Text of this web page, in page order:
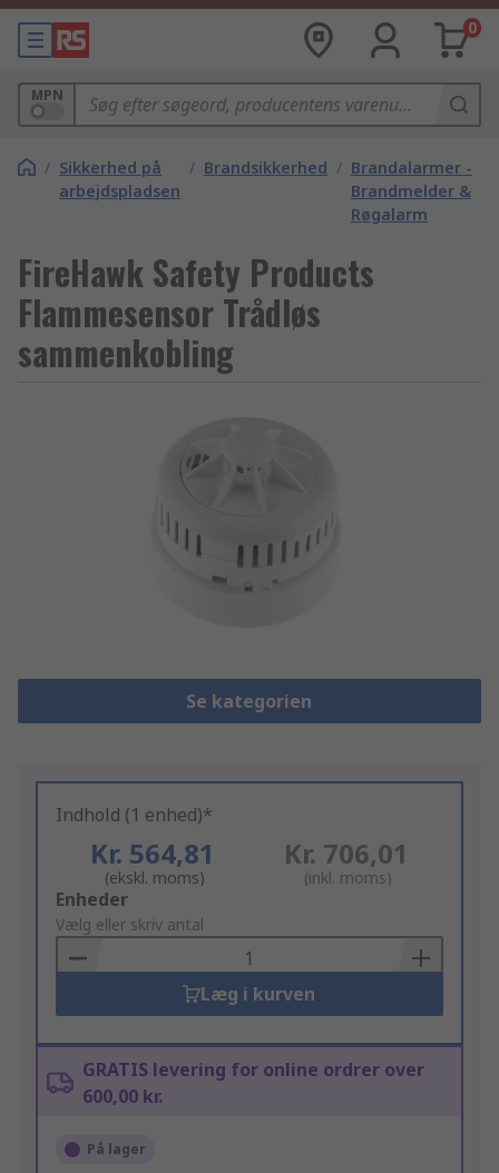
0
MPN
/ Sikkerhed på
arbejdspladsen
/ Brandsikkerhed / Brandalarmer -
Brandmelder &
Røgalarm
FireHawk Safety Products
Flammesensor Trådløs
sammenkobling
Se kategorien
Indhold (1 enhed)*
Kr. 564,81
(ekskl. moms)
Kr. 706,01
(inkl. moms)
Add
to
Basket
Enheder
Vælg eller skriv antal
Læg i kurven
GRATIS levering for online ordrer over
600,00 kr.
På lager